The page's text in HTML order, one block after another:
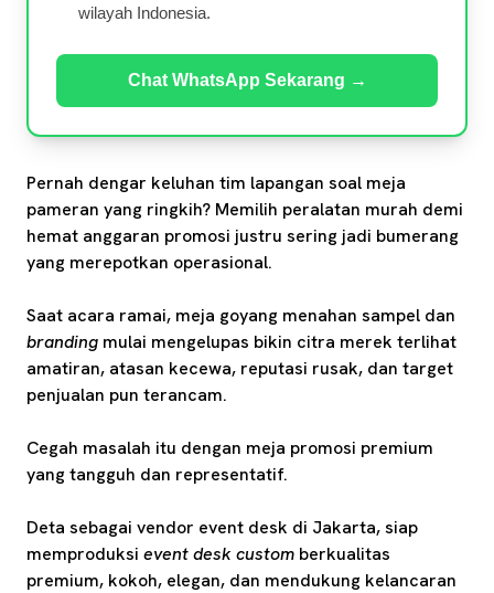
wilayah Indonesia.
Chat WhatsApp Sekarang →
Pernah dengar keluhan tim lapangan soal meja
pameran yang ringkih? Memilih peralatan murah demi
hemat anggaran promosi justru sering jadi bumerang
yang merepotkan operasional.
Saat acara ramai, meja goyang menahan sampel dan
branding mulai mengelupas bikin citra merek terlihat
amatiran, atasan kecewa, reputasi rusak, dan target
penjualan pun terancam.
Cegah masalah itu dengan meja promosi premium
yang tangguh dan representatif.
Deta sebagai vendor event desk di Jakarta, siap
memproduksi event desk custom berkualitas
premium, kokoh, elegan, dan mendukung kelancaran